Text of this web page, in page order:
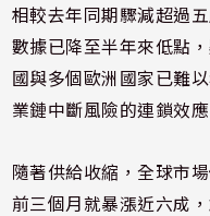
相較去年同期驟減超過
數據已降至半年來低點
國與多個歐洲國家已難
業鏈中斷風險的連鎖效應
隨著供給收縮，全球市
前三個月就暴漲近六成